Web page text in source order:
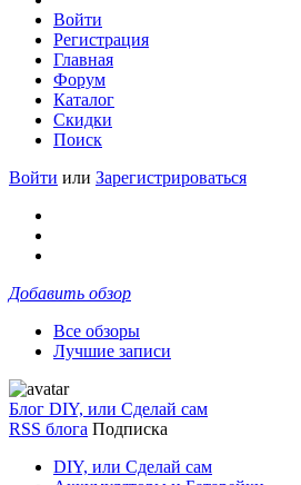
Войти
Регистрация
Главная
Форум
Каталог
Скидки
Поиск
Войти или Зарегистрироваться
Добавить обзор
Все обзоры
Лучшие записи
Блог DIY, или Сделай сам
RSS блога Подписка
DIY, или Сделай сам